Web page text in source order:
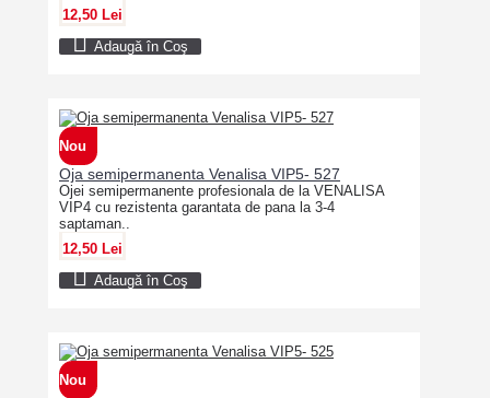
12,50 Lei
Adaugă în Coş
Nou
Oja semipermanenta Venalisa VIP5- 527
Ojei semipermanente profesionala de la VENALISA
VIP4 cu rezistenta garantata de pana la 3-4
saptaman..
12,50 Lei
Adaugă în Coş
Nou